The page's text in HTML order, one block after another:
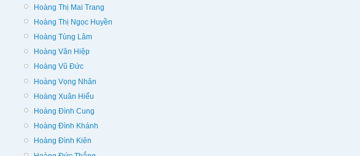
Hoàng Thị Mai Trang
Hoàng Thị Ngọc Huyền
Hoàng Tùng Lâm
Hoàng Văn Hiệp
Hoàng Vũ Đức
Hoàng Vọng Nhân
Hoàng Xuân Hiếu
Hoàng Đình Cung
Hoàng Đình Khánh
Hoàng Đình Kiên